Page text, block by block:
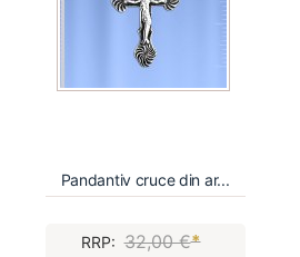
Pandantiv cruce din ar...
RRP:32,00 €*